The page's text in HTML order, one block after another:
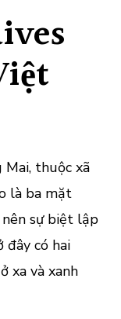
Mai, thuộc xã
là ba mặt
sự biệt lập
đây có hai
xa và xanh